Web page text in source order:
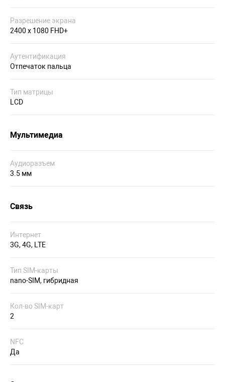
Разрешение экрана
2400 x 1080 FHD+
Аутентификация
Отпечаток пальца
Тип матрицы
LCD
Мультимедиа
Аудиоразъем
3.5 мм
Связь
Интернет
3G, 4G, LTE
Тип SIM-карты
nano-SIM, гибридная
Кол-во SIM-карт
2
NFC
Да